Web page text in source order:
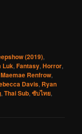
(2019),
Luk,Fantasy,Horror,
Maemae Renfrow,
Davis, Ryan
,Thai Sub,ซับไทย,